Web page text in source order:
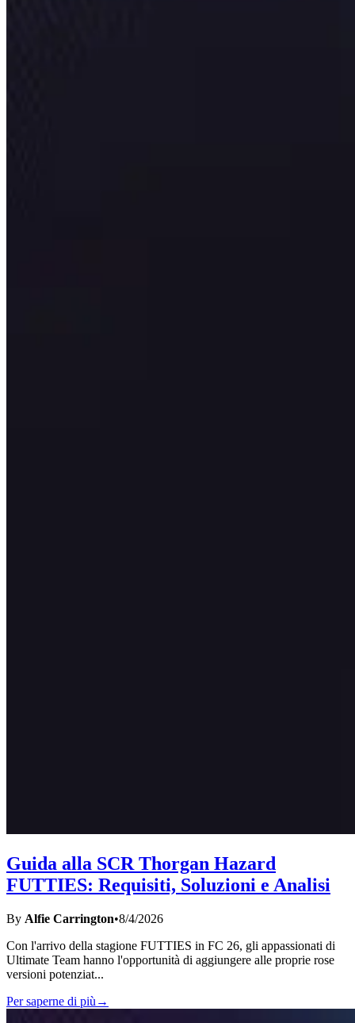
Guida alla SCR Thorgan Hazard
FUTTIES: Requisiti, Soluzioni e Analisi
By Alfie Carrington•8/4/2026
Con l'arrivo della stagione FUTTIES in FC 26, gli appassionati di
Ultimate Team hanno l'opportunità di aggiungere alle proprie rose
versioni potenziat...
Per saperne di più →